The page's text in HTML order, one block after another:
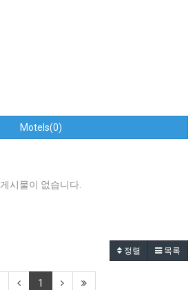
Motels(0)
게시물이 없습니다.
정렬 목록
1